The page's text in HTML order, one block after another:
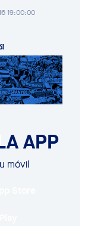
19:00:00
APP
móvil